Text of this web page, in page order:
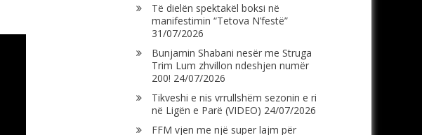
Të dielën spektakël boksi në
manifestimin “Tetova N’festë”
31/07/2026
Bunjamin Shabani nesër me Struga
Trim Lum zhvillon ndeshjen numër
200! 24/07/2026
Tikveshi e nis vrrullshëm sezonin e ri
në Ligën e Parë (VIDEO) 24/07/2026
FFM vjen me një super lajm për